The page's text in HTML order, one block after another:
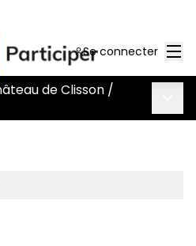
Se connecter
de Clisson /